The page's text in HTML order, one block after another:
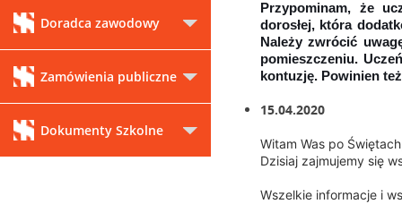
Doradca zawodowy
Zamówienia publiczne
Dokumenty Szkolne
Przypominam, że
dorosłej, która
Należy zwrócić
pomieszczeniu.
kontuzję. Powinien
15.04.2020
Witam Was po
Dzisiaj zajmujemy się
Wszelkie informacje i